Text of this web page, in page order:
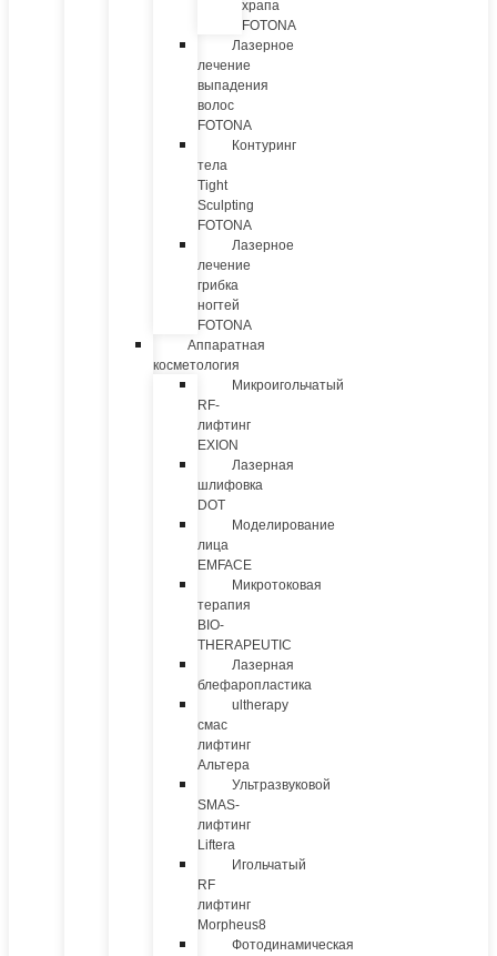
храпа
FOTONA
Лазерное
лечение
выпадения
волос
FOTONA
Контуринг
тела
Tight
Sculpting
FOTONA
Лазерное
лечение
грибка
ногтей
FOTONA
Аппаратная
косметология
Микроигольчатый
RF-
лифтинг
EXION
Лазерная
шлифовка
DOT
Моделирование
лица
EMFACE
Микротоковая
терапия
BIO-
THERAPEUTIC
Лазерная
блефаропластика
ultherapy
смас
лифтинг
Альтера
Ультразвуковой
SMAS-
лифтинг
Liftera
Игольчатый
RF
лифтинг
Morpheus8
Фотодинамическая